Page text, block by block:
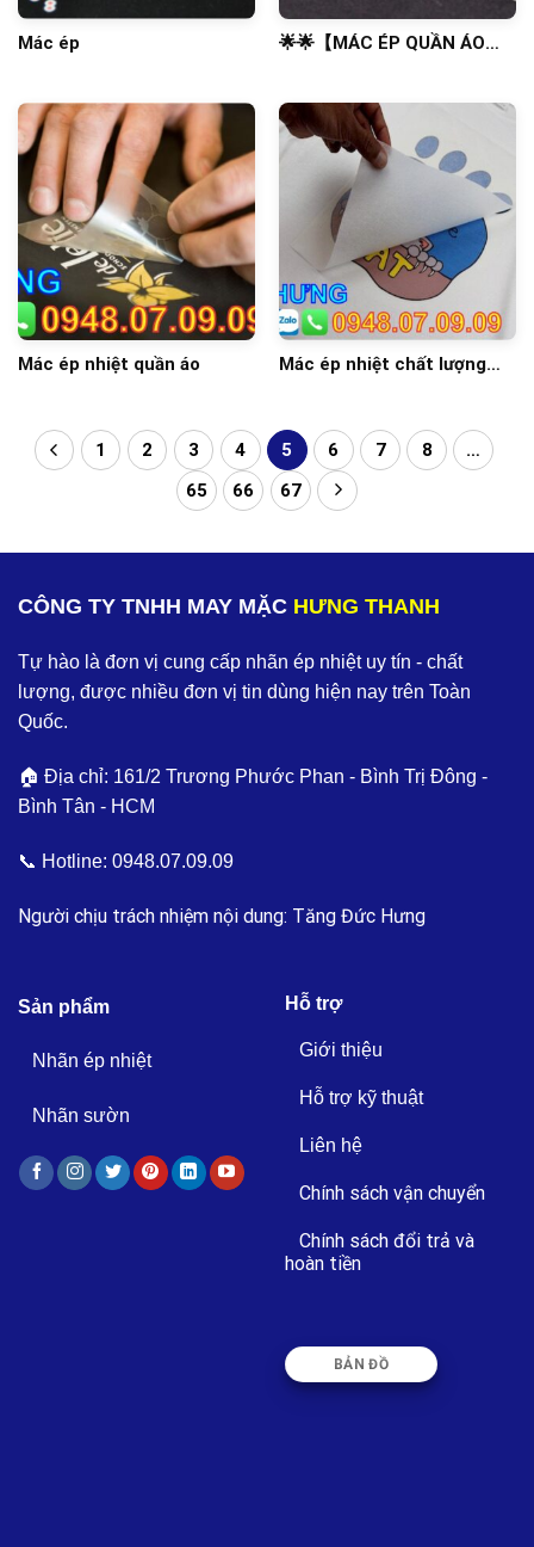
Mác ép
🌟🌟【MÁC ÉP QUẦN ÁO】
Mác ép nhiệt quần áo
Mác ép nhiệt chất lượng
1 2 3 4 5 6 7 8
…
65
66 67
CÔNG TY TNHH MAY MẶC HƯNG THANH
Tự hào là đơn vị cung cấp nhãn ép nhiệt uy tín - chất
lượng, được nhiều đơn vị tin dùng hiện nay trên Toàn
Quốc.
🏠 Địa chỉ: 161/2 Trương Phước Phan - Bình Trị Đông -
Bình Tân - HCM
📞 Hotline: 0948.07.09.09
Người chịu trách nhiệm nội dung: Tăng Đức Hưng
Sản phẩm
Nhãn ép nhiệt
Nhãn sườn
Hỗ trợ
Giới thiệu
Hỗ trợ kỹ thuật
Liên hệ
Chính sách vận chuyển
Chính sách đổi trả và
hoàn tiền
BẢN ĐỒ